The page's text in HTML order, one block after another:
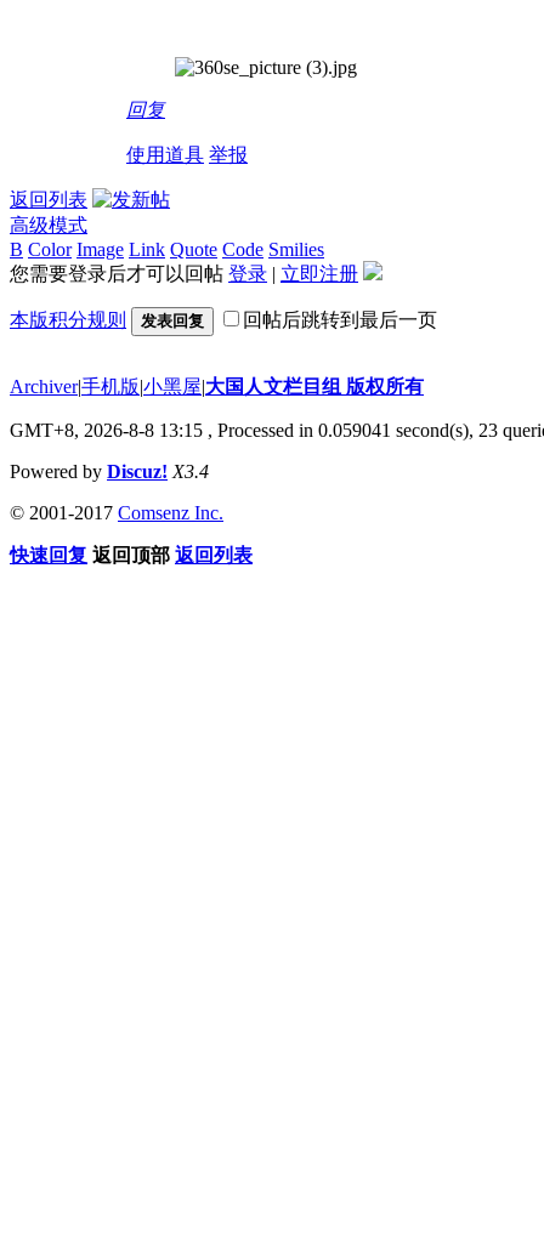
回复
使用道具 举报
返回列表
高级模式
B Color Image Link Quote Code Smilies
您需要登录后才可以回帖 登录 | 立即注册
本版积分规则 发表回复 回帖后跳转到最后一页
Archiver|手机版|小黑屋|大国人文栏目组 版权所有
GMT+8, 2026-8-8 13:15 , Processed in 0.059041 second(s), 23
Powered by Discuz! X3.4
© 2001-2017 Comsenz Inc.
快速回复 返回顶部 返回列表